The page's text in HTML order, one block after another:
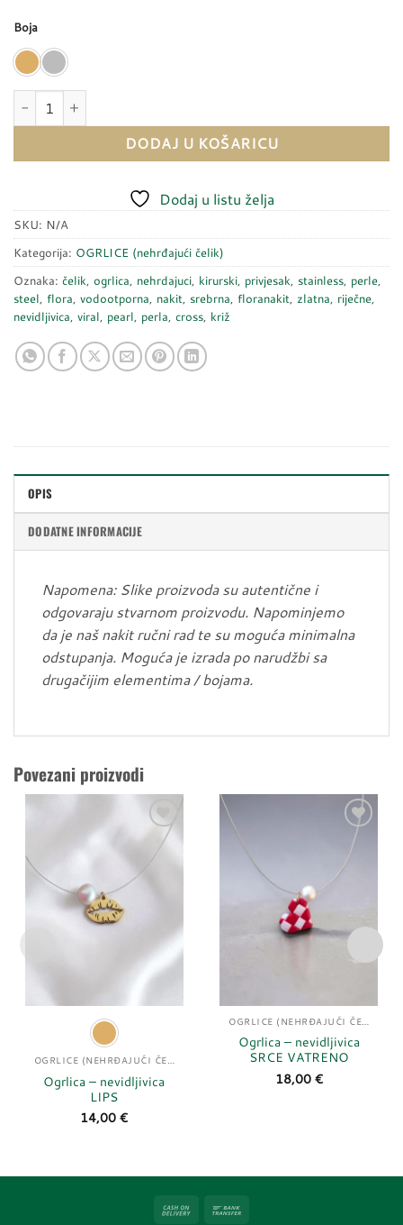
Boja
Ogrlica - nevidljivica PEARL CROSS količina
DODAJ U KOŠARICU
Dodaj u listu želja
SKU: N/A
Kategorija: OGRLICE (nehrđajući čelik)
Oznaka: čelik, ogrlica, nehrdajuci, kirurski, privjesak, stainless, perle,
steel, flora, vodootporna, nakit, srebrna, floranakit, zlatna, riječne,
nevidljivica, viral, pearl, perla, cross, križ
OPIS
DODATNE INFORMACIJE
Napomena: Slike proizvoda su autentične i
odgovaraju stvarnom proizvodu. Napominjemo
da je naš nakit ručni rad te su moguća minimalna
odstupanja. Moguća je izrada po narudžbi sa
drugačijim elementima / bojama.
Povezani proizvodi
Dodaj
OGRLICE (NEHRĐAJUĆI ČELIK)
Ogrlica – nevidljivica
LIPS
14,00€
Dodaj
OGRLICE (NEHRĐAJUĆI ČELIK)
Ogrlica – nevidljivica
SRCE VATRENO
18,00 €
Cash